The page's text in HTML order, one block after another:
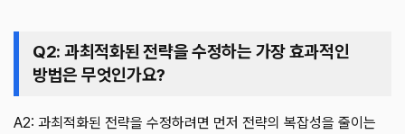
Q2: 과최적화된 전략을 수정하는 가장 효과적인
방법은 무엇인가요?
A2: 과최적화된 전략을 수정하려면 먼저 전략의 복잡성을 줄이는